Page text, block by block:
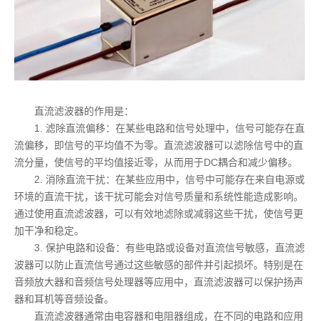
直流滤波器的作用是：
1. 滤除直流偏移：在某些电路和信号处理中，信号可能存在直
流偏移，即信号的平均值不为零。直流滤波器可以滤除信号中的直
流分量，使信号的平均值接近零，从而用于DC耦合和减少偏移。
2. 消除直流干扰：在某些应用中，信号中可能存在来自电源或
环境的直流干扰，该干扰可能会对信号质量和系统性能造成影响。
通过使用直流滤波器，可以有效地滤除或减弱这些干扰，使信号更
加干净和稳定。
3. 保护电路和设备：有些电路或设备对直流信号敏感，直流滤
波器可以防止直流信号通过这些敏感的部件并引起损坏。特别是在
音频放大器和音频信号处理器等应用中，直流滤波器可以保护扬声
器和耳机等音频设备。
直流滤波器通常由电容器和电阻器组成，在不同的电路和应用